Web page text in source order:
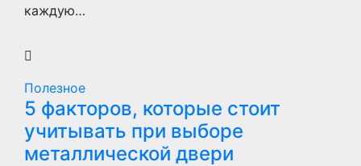
каждую…
Полезное
5 факторов, которые стоит
учитывать при выборе
металлической двери